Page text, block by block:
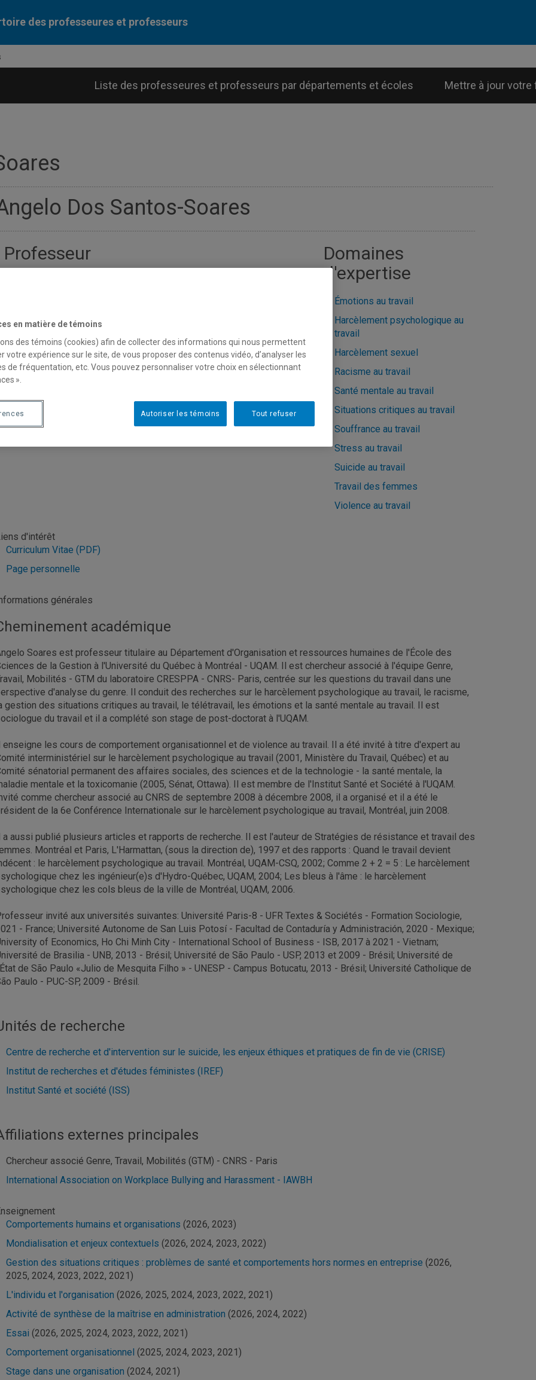
des professeures et professeurs
Liste des professeures et professeurs par départements et écoles Mettre à jour votre
Dos Santos-Soares
Professeur
Autre téléphone: (514) 475-3091
Ce professeur désire s'entretenir avec les médias
Domaines
d'expertise
Émotions au travail
Harcèlement psychologique au
travail
Harcèlement sexuel
Racisme au travail
Santé mentale au travail
Situations critiques au travail
Souffrance au travail
Stress au travail
Suicide au travail
Travail des femmes
Violence au travail
d'intérêt
Curriculum Vitae (PDF)
Page personnelle
générales
académique
Soares est professeur titulaire au Département d'Organisation et ressources humaines de l'École des
de la Gestion à l'Université du Québec à Montréal - UQAM. Il est chercheur associé à l'équipe Genre,
Mobilités - GTM du laboratoire CRESPPA - CNRS- Paris, centrée sur les questions du travail dans une
d'analyse du genre. Il conduit des recherches sur le harcèlement psychologique au travail, le racisme,
gestion des situations critiques au travail, le télétravail, les émotions et la santé mentale au travail. Il est
du travail et il a complété son stage de post-doctorat à l'UQAM.
enseigne les cours de comportement organisationnel et de violence au travail. Il a été invité à titre d'expert au
interministériel sur le harcèlement psychologique au travail (2001, Ministère du Travail, Québec) et au
sénatorial permanent des affaires sociales, des sciences et de la technologie - la santé mentale, la
mentale et la toxicomanie (2005, Sénat, Ottawa). Il est membre de l'Institut Santé et Société à l'UQAM.
comme chercheur associé au CNRS de septembre 2008 à décembre 2008, il a organisé et il a été le
de la 6e Conférence Internationale sur le harcèlement psychologique au travail, Montréal, juin 2008.
a aussi publié plusieurs articles et rapports de recherche. Il est l'auteur de Stratégies de résistance et travail des
Montréal et Paris, L'Harmattan, (sous la direction de), 1997 et des rapports : Quand le travail devient
: le harcèlement psychologique au travail. Montréal, UQAM-CSQ, 2002; Comme 2 + 2 = 5 : Le harcèlement
chez les ingénieur(e)s d'Hydro-Québec, UQAM, 2004; Les bleus à l'âme : le harcèlement
chez les cols bleus de la ville de Montréal, UQAM, 2006.
invité aux universités suivantes: Université Paris-8 - UFR Textes & Sociétés - Formation Sociologie,
- France; Université Autonome de San Luis Potosí - Facultad de Contaduría y Administración, 2020 - Mexique;
of Economics, Ho Chi Minh City - International School of Business - ISB, 2017 à 2021 - Vietnam;
de Brasilia - UNB, 2013 - Brésil; Université de São Paulo - USP, 2013 et 2009 - Brésil; Université de
de São Paulo «Julio de Mesquita Filho » - UNESP - Campus Botucatu, 2013 - Brésil; Université Catholique de
Paulo - PUC-SP, 2009 - Brésil.
de recherche
Centre de recherche et d'intervention sur le suicide, les enjeux éthiques et pratiques de fin de vie (CRISE)
Institut de recherches et d'études féministes (IREF)
Institut Santé et société (ISS)
externes principales
Chercheur associé Genre, Travail, Mobilités (GTM) - CNRS - Paris
International Association on Workplace Bullying and Harassment - IAWBH
Comportements humains et organisations (2026, 2023)
Mondialisation et enjeux contextuels (2026, 2024, 2023, 2022)
Gestion des situations critiques : problèmes de santé et comportements hors normes en entreprise (2026,
2025, 2024, 2023, 2022, 2021)
L'individu et l'organisation (2026, 2025, 2024, 2023, 2022, 2021)
Activité de synthèse de la maîtrise en administration (2026, 2024, 2022)
Essai (2026, 2025, 2024, 2023, 2022, 2021)
Comportement organisationnel (2025, 2024, 2023, 2021)
Stage dans une organisation (2024, 2021)
en matière de témoins
des témoins (cookies) afin de collecter des informations qui nous permettent
votre expérience sur le site, de vous proposer des contenus vidéo, d’analyser les
de fréquentation, etc. Vous pouvez personnaliser votre choix en sélectionnant
».
Tout refuser
Autoriser les témoins